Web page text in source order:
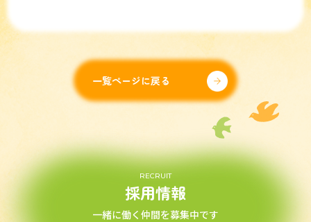
一覧ページに戻る
RECRUIT
採用情報
一緒に働く仲間を募集中です